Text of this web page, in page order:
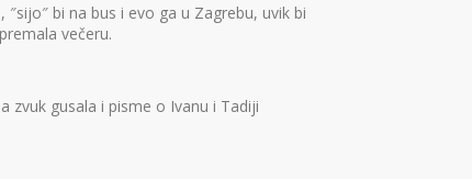
bi na bus i evo ga u Zagrebu, uvik bi
večeru.
zvuk gusala i pisme o Ivanu i Tadiji